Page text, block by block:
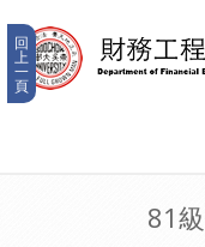
回
上
一
頁
81